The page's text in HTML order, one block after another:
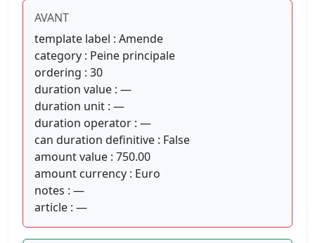
AVANT
template label : Amende
category : Peine principale
ordering : 30
duration value : —
duration unit : —
duration operator : —
can duration definitive : False
amount value : 750.00
amount currency : Euro
notes : —
article : —